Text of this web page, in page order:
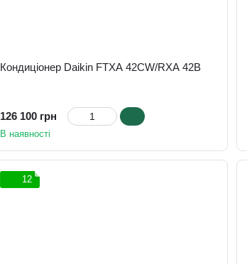
Кондиціонер Daikin FTXA 42CW/RXA 42B
126 100 грн
В наявності
12